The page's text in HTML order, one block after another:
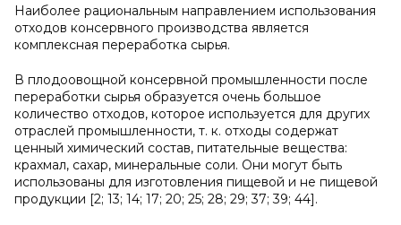
Наиболее рациональным направлением использования
отходов консервного производства является
комплексная переработка сырья.
В плодоовощной консервной промышленности после
переработки сырья образуется очень большое
количество отходов, которое используется для других
отраслей промышленности, т. к. отходы содержат
ценный химический состав, питательные вещества:
крахмал, сахар, минеральные соли. Они могут быть
использованы для изготовления пищевой и не пищевой
продукции [2; 13; 14; 17; 20; 25; 28; 29; 37; 39; 44].